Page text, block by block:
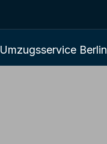
Umzugsservice Berlin